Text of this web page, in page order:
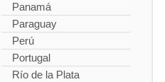
Panamá
Paraguay
Perú
Portugal
Río de la Plata